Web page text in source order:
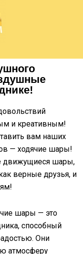
и креативным!
вам наших
— ходячие шары!
движущиеся шары,
верные друзья, и
шары — это
способный
Они
атмосферу